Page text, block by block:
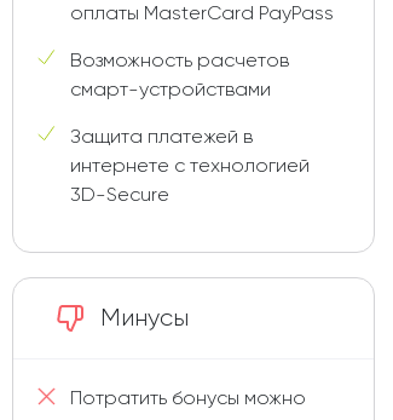
оплаты MasterCard PayPass
Возможность расчетов
смарт-устройствами
Защита платежей в
интернете с технологией
3D-Secure
Минусы
Потратить бонусы можно